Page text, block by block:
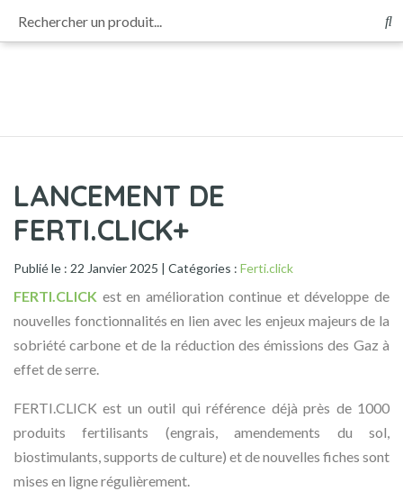
Afin d’évaluer et d’améliorer Ferti.click, votre avis et vos remarques nous
intéressent. Participez à notre enquête de satisfaction
LANCEMENT DE
FERTI.CLICK+
Publié le : 22 Janvier 2025 | Catégories : Ferti.click
FERTI.CLICK est en amélioration continue et développe de
nouvelles fonctionnalités en lien avec les enjeux majeurs de la
sobriété carbone et de la réduction des émissions des Gaz à
effet de serre.
FERTI.CLICK est un outil qui référence déjà près de 1000
produits fertilisants (engrais, amendements du sol,
biostimulants, supports de culture) et de nouvelles fiches sont
mises en ligne régulièrement.